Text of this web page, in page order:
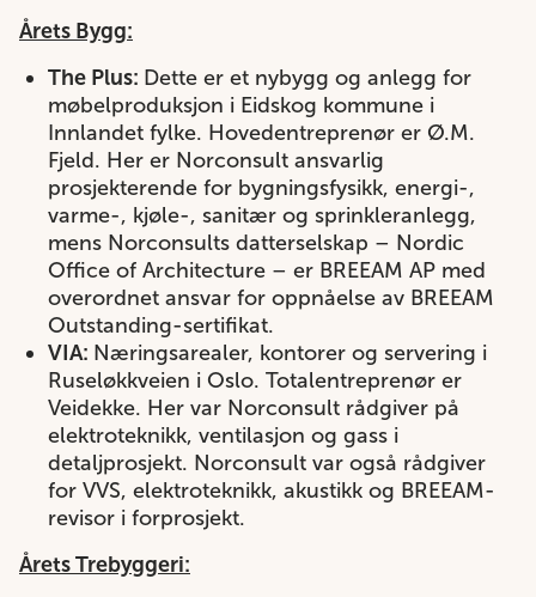
Årets Bygg:
The Plus: Dette er et nybygg og anlegg for
møbelproduksjon i Eidskog kommune i
Innlandet fylke. Hovedentreprenør er Ø.M.
Fjeld. Her er Norconsult ansvarlig
prosjekterende for bygningsfysikk, energi-,
varme-, kjøle-, sanitær og sprinkleranlegg,
mens Norconsults datterselskap – Nordic
Office of Architecture – er BREEAM AP med
overordnet ansvar for oppnåelse av BREEAM
Outstanding-sertifikat.
VIA: Næringsarealer, kontorer og servering i
Ruseløkkveien i Oslo. Totalentreprenør er
Veidekke. Her var Norconsult rådgiver på
elektroteknikk, ventilasjon og gass i
detaljprosjekt. Norconsult var også rådgiver
for VVS, elektroteknikk, akustikk og BREEAM-
revisor i forprosjekt.
Årets Trebyggeri: